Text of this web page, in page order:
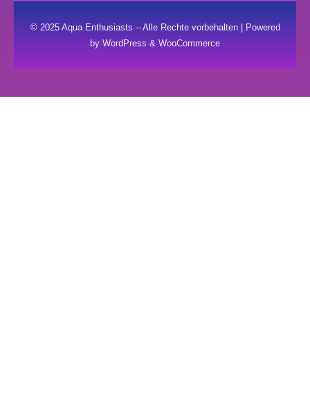
© 2025 Aqua Enthusiasts – Alle Rechte vorbehalten | Powered
by WordPress & WooCommerce